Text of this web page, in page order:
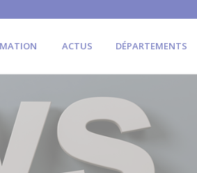
ACTUS DÉPARTEMENTS